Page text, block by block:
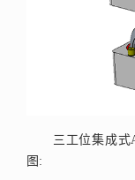
三工位集成式
图: